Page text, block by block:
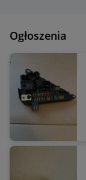
Ogłoszenia